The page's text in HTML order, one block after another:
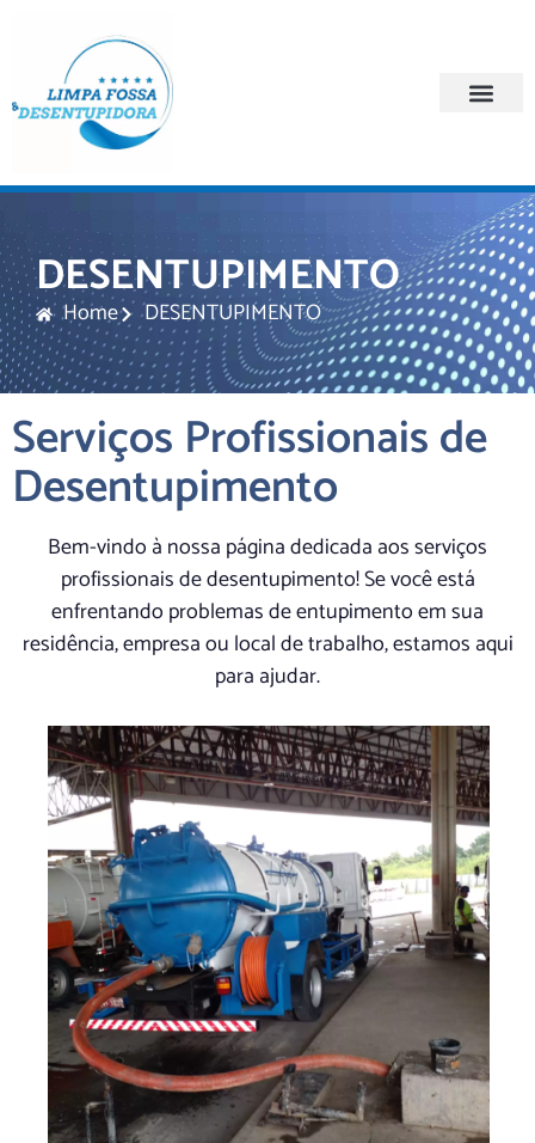
DESENTUPIMENTO
Home DESENTUPIMENTO
Serviços Profissionais de
Desentupimento
Bem-vindo à nossa página dedicada aos serviços
profissionais de desentupimento! Se você está
enfrentando problemas de entupimento em sua
residência, empresa ou local de trabalho, estamos aqui
para ajudar.